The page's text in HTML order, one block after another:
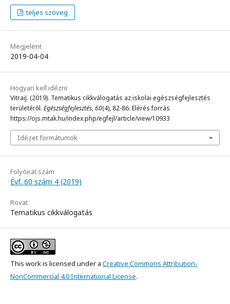
teljes szöveg
Megjelent
2019-04-04
Hogyan kell idézni
VitraiJ. (2019). Tematikus cikkválogatás az iskolai egészségfejlesztés
területéről. Egészségfejlesztés,60(4), 82-86. Elérés forrás
https://ojs.mtak.hu/index.php/egfejl/article/view/10933
Idézet formátumok
Folyóirat szám
Évf. 60 szám 4 (2019)
Rovat
Tematikus cikkválogatás
This work is licensed under a Creative Commons Attribution-
NonCommercial 4.0 International License.